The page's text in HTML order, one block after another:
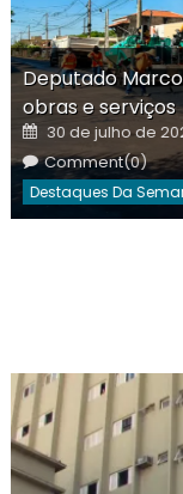
Deputado
obras e serviços
Posted
on
30 de julho de
Comment(0)
Destaques Da